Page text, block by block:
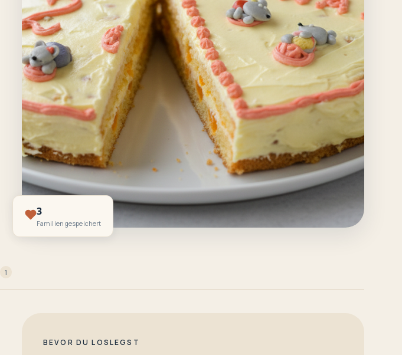
3
Familien gespeichert
1
BEVOR DU LOSLEGST